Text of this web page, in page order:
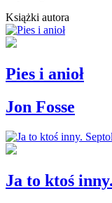
Książki autora
Pies i anioł
Jon Fosse
Ja to ktoś